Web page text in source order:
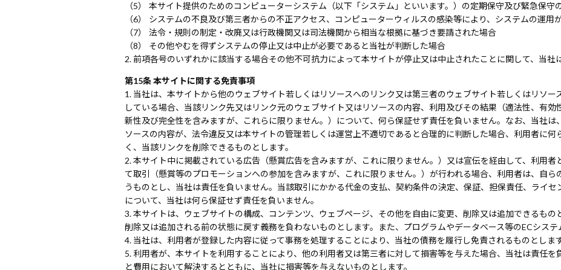
本サイト提供のためのコンピューターシステム（以下「システム」といいます。）の定期保守及び緊急保守
システムの不良及び第三者からの不正アクセス、コンピューターウィルスの感染等により、システムの運用
法令・規則の制定・改廃又は行政機関又は司法機関から相当な根拠に基づき要請された場合
その他やむを得ずシステムの停止又は中止が必要であると当社が判断した場合
前項各号のいずれかに該当する場合その他不可抗力によって本サイトが停止又は中止されたことに関して、当社
第15条 本サイトに関する免責事項
当社は、本サイトから他のウェブサイト若しくはリソースへのリンク又は第三者のウェブサイト若しくはリソー
している場合、当該リンク先又はリンク元のウェブサイト又はリソースの内容、利用及びその結果（適法性、有効
新性及び完全性を含みますが、これらに限りません。）について、何ら保証せず責任を負いません。なお、当社は
ソースの内容が、法令違反又は本サイトの管理若しくは運営上不適切であると合理的に判断した場合、利用者に何
く、当該リンクを削除できるものとします。
本サイト中に掲載されている広告（懸賞広告を含みますが、これに限りません。）又は宣伝を経由して、利用者
て取引（懸賞等のプロモーションへの参加を含みますが、これに限りません。）が行われる場合、利用者は、自
うものとし、当社は責任を負いません。当該取引にかかる代金の支払、契約条件の決定、保証、担保責任、ライ
について、当社は何ら保証せず責任を負いません。
本サイトは、ウェブサイトの構成、コンテンツ、ウェブページ、その他を自由に変更、削除又は追加できるもの
削除又は追加される前の状態に戻す義務を負わないものとします。また、プログラムやデータベース等のECシステ
当社は、利用者が登録した内容に従って事務を処理することにより、当社の債務を履行し免責されるものとします
利用者が、本サイトを利用することにより、他の利用者又は第三者に対して損害等を与えた場合、当社は責任を
と費用において解決するとともに、当社に損害等を与えないものとします。